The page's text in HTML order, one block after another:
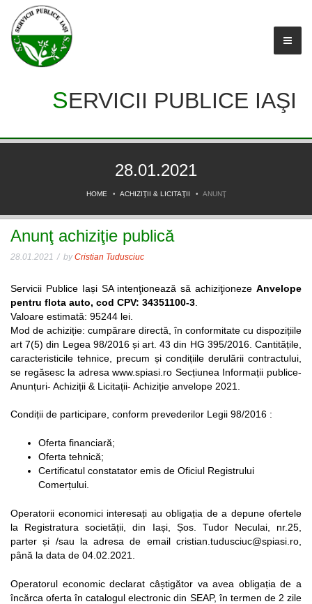
SERVICII PUBLICE IAŞI
28.01.2021
HOME ACHIZIŢII & LICITAŢII ANUNŢ
Anunţ achiziţie publică
28.01.2021 byCristian Tudusciuc
Servicii Publice Iași SA intenţionează să achiziţioneze Anvelope
pentru flota auto, cod CPV: 34351100-3
Valoare estimată: 95244 lei.
Mod de achiziție: cumpărare directă, în conformitate cu dispozițiile
art 7(5) din Legea 98/2016 și art. 43 din HG 395/2016. Cantitățile,
caracteristicile tehnice, precum și condițiile derulării contractului,
se regăsesc la adresa www.spiasi.ro Secțiunea Informații publice-
Anunțuri- Achiziții & Licitații- Achiziție anvelope 2021.
Condiții de participare, conform prevederilor Legii 98/2016 :
Oferta financiară;
Oferta tehnică;
Certificatul constatator emis de Oficiul Registrului
Comerțului.
Operatorii economici interesați au obligația de a depune ofertele
la Registratura societății, din Iași, Șos. Tudor Neculai, nr.25,
parter și /sau la adresa de email cristian.tudusciuc@spiasi.ro,
până la data de 04.02.2021.
Operatorul economic declarat câștigător va avea obligația de a
încărca oferta în catalogul electronic din SEAP, în termen de 2 zile